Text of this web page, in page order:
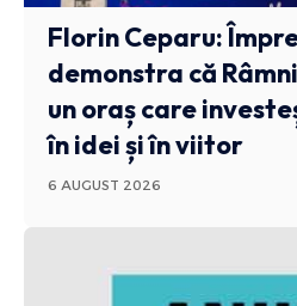
Florin Ceparu:
demonstra că
un oraș care
în idei și în viitor
6 AUGUST 2026